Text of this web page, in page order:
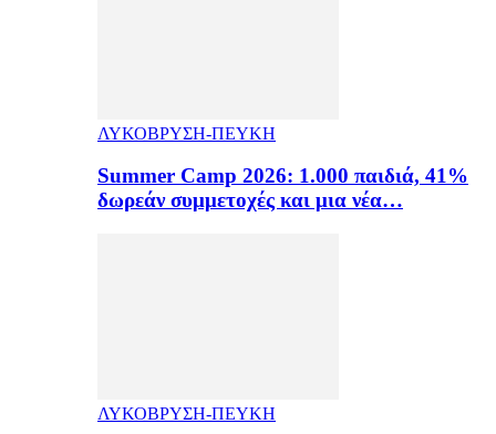
ΛΥΚΟΒΡΥΣΗ-ΠΕΥΚΗ
Summer Camp 2026: 1.000 παιδιά, 41%
δωρεάν συμμετοχές και μια νέα…
ΛΥΚΟΒΡΥΣΗ-ΠΕΥΚΗ